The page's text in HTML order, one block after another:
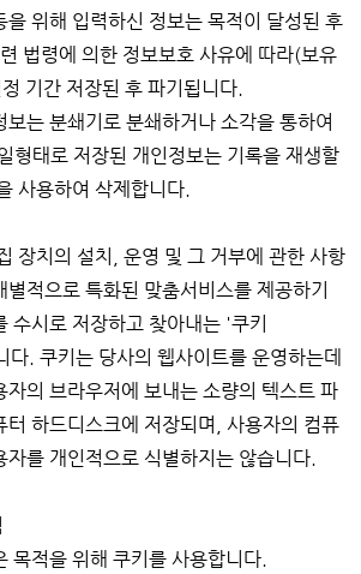
을 위해 입력하신 정보는 목적이 달성된 후
법령에 의한 정보보호 사유에 따라(보유
기간 저장된 후 파기됩니다.
는 분쇄기로 분쇄하거나 소각을 통하여
형태로 저장된 개인정보는 기록을 재생할
사용하여 삭제합니다.
장치의 설치, 운영 및 그 거부에 관한 사항
적으로 특화된 맞춤서비스를 제공하기
수시로 저장하고 찾아내는 '쿠키
. 쿠키는 당사의 웹사이트를 운영하는데
자의 브라우저에 보내는 소량의 텍스트 파
터 하드디스크에 저장되며, 사용자의 컴퓨
자를 개인적으로 식별하지는 않습니다.
목적을 위해 쿠키를 사용합니다.